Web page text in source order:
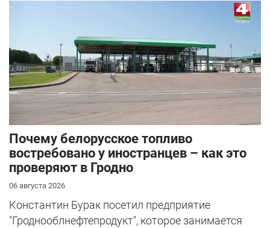
Почему белорусское топливо
востребовано у иностранцев – как это
проверяют в Гродно
06 августа 2026
Константин Бурак посетил предприятие
"Гроднооблнефтепродукт", которое занимается